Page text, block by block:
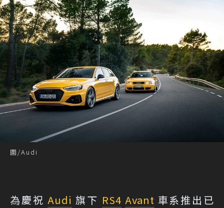
圖/Audi
為慶祝Audi 旗下 RS4 Avant 車系推出已